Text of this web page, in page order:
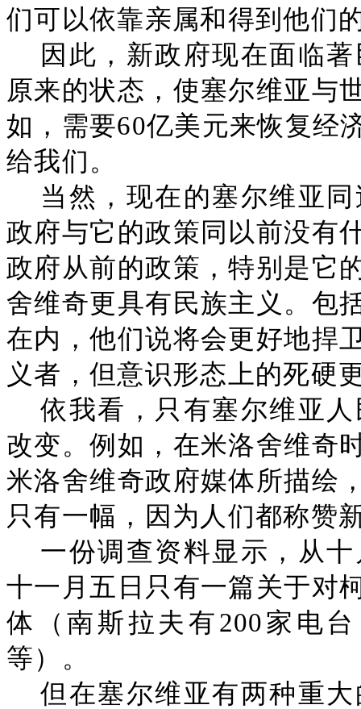
们可以依靠亲属和得到他们
因此，新政府现在面临
原来的状态，使塞尔维亚与
如，需要60亿美元来恢复经
给我们。
当然，现在的塞尔维亚
政府与它的政策同以前没有
政府从前的政策，特别是它
舍维奇更具有民族主义。包
在内，他们说将会更好地捍
义者，但意识形态上的死硬
依我看，只有塞尔维亚
改变。例如，在米洛舍维奇
米洛舍维奇政府媒体所描绘
只有一幅，因为人们都称赞
一份调查资料显示，从
十一月五日只有一篇关于对
体（南斯拉夫有200家电
等）。
但在塞尔维亚有两种重